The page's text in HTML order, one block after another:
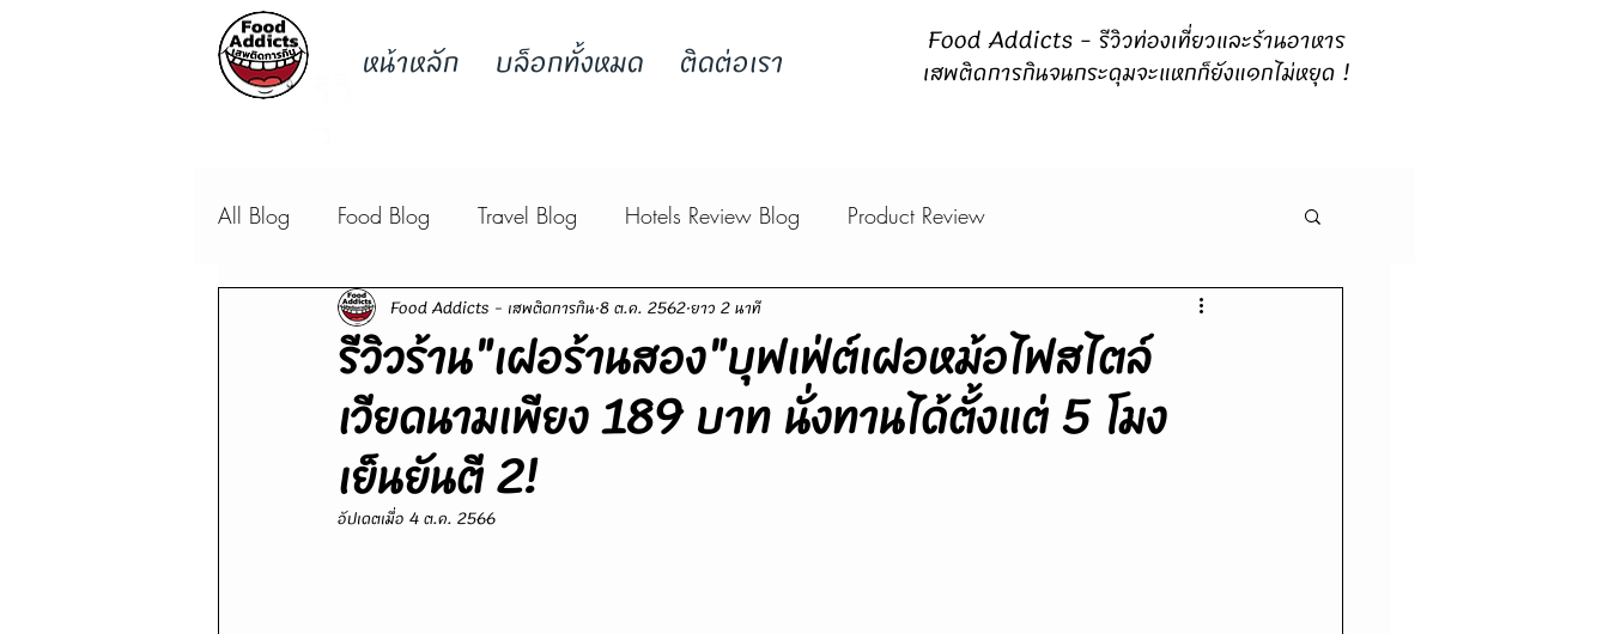
หน้าหลัก บล็อกทั้งหมด ติดต่อเรา
Food Addicts - รีวิวท่องเที่ยวและร้านอาหาร
เสพติดการกินจนกระดุมจะแหกก็ยังแ๑กไม่หยุด !
All Blog Food Blog Travel Blog Hotels Review Blog Product Review
รีวิวร้าน"เฝอร้านสอง"บุฟเฟ่ต์เฝอหม้อไฟสไตล์
เวียดนามเพียง 189 บาท นั่งทานได้ตั้งแต่ 5 โมง
เย็นยันตี 2!
Food Addicts - เสพติดการกิน 8 ต.ค. 2562ยาว 2 นาที
อัปเดตเมื่อ 4 ต.ค. 2566